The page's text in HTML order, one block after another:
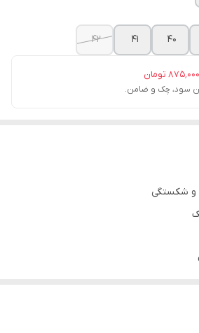
40
41
42
۸۷۵٬۰۰۰ تومان